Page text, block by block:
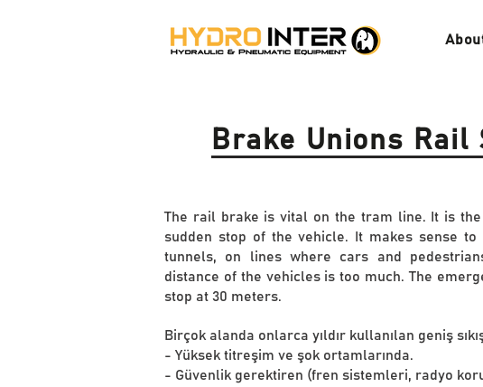
Brake Unions Rail
The rail brake is vital on the tram line. It is
sudden stop of the vehicle. It makes sense to
tunnels, on lines where cars and
distance of the vehicles is too much. The
stop at 30 meters.
Birçok alanda onlarca yıldır kullanılan geniş
- Yüksek titreşim ve şok ortamlarında.
- Güvenlik gerektiren (fren sistemleri, radyo